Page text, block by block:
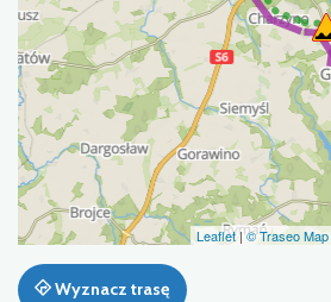
Leaflet| © Traseo Map
Wyznacz trasę